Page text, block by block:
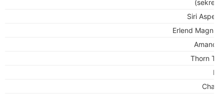
Siri
Erlend
Amanda
Thorn Th.